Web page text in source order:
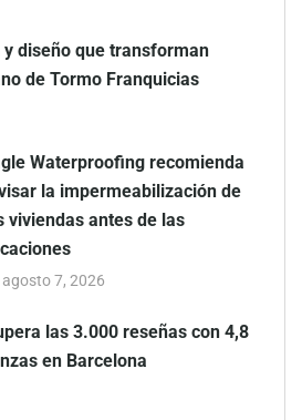
y diseño que transforman
de Tormo Franquicias
Waterproofing recomienda
la impermeabilización de
viviendas antes de las
agosto 7, 2026
las 3.000 reseñas con 4,8
en Barcelona